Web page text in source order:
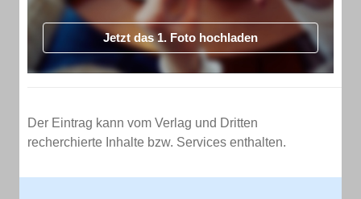
Jetzt das 1. Foto hochladen
Der Eintrag kann vom Verlag und Dritten
recherchierte Inhalte bzw. Services enthalten.